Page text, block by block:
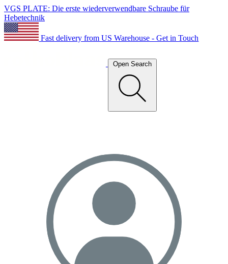
VGS PLATE: Die erste wiederverwendbare Schraube für
Hebetechnik
Fast delivery from US Warehouse - Get in Touch
Open Search